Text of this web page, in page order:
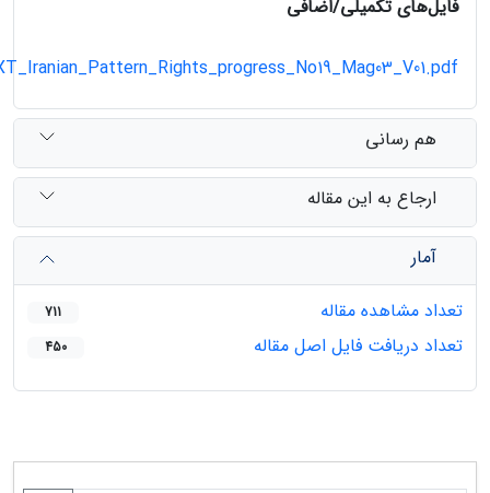
فایل‌های تکمیلی/اضافی
هم رسانی
ارجاع به این مقاله
آمار
تعداد مشاهده مقاله
711
تعداد دریافت فایل اصل مقاله 450